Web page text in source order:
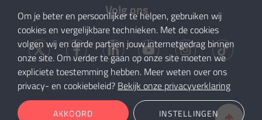
Volg ons
Om je beter en persoonlijker te helpen, gebruiken wij
cookies en vergelijkbare technieken. Met de cookies
volgen wij en derde partijen jouw internetgedrag binnen
onze site. Om verder te gaan op onze site moeten we
expliciete toestemming hebben. Meer weten over ons
privacy- en cookiebeleid? Bekijk onze privacyverklaring
AKKOORD INSTELLINGEN